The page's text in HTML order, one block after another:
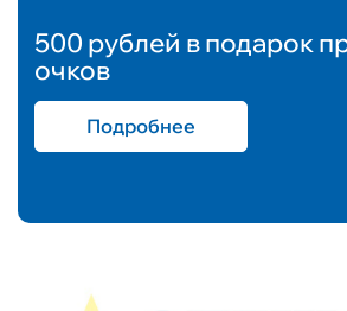
500 рублей в подарок
очков
Подробнее